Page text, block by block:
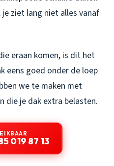
je ziet lang niet alles vanaf
eraan komen, is dit het
eens goed onder de loep
we te maken met
die je dak extra belasten.
019 87 13